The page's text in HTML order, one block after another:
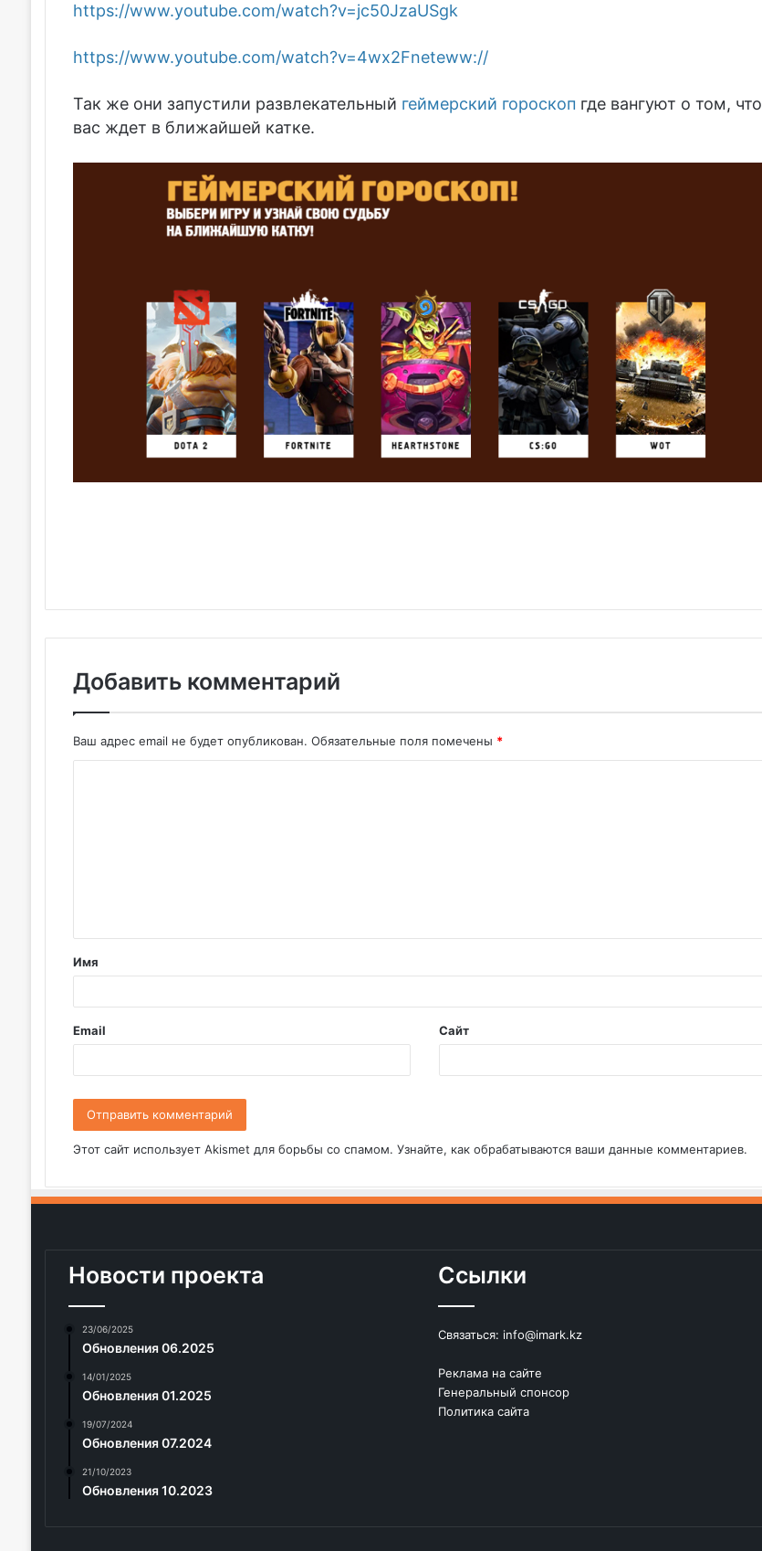
https://www.youtube.com/watch?v=jc50JzaUSgk
https://www.youtube.com/watch?v=4wx2Fneteww://
Так же они запустили развлекательный геймерский гороскоп где вангуют о том, что
вас ждет в ближайшей катке.
Добавить комментарий
Ваш адрес email не будет опубликован. Обязательные поля помечены *
т
а
й
*
Имя
Email Сайт
Этот сайт использует Akismet для борьбы со спамом. Узнайте, как обрабатываются ваши данные комментариев.
Новости проекта
23/06/2025
Обновления 06.2025
14/01/2025
Обновления 01.2025
19/07/2024
Обновления 07.2024
21/10/2023
Обновления 10.2023
Ссылки
Связаться: info@imark.kz
Реклама на сайте
Генеральный спонсор
Политика сайта